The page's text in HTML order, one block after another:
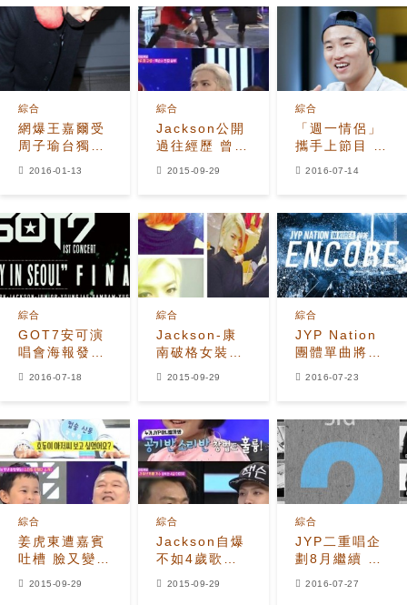
網爆王嘉爾受
周子瑜台獨風
綜合
2016-01-13
Jackson公開
過往經歷 曾經
綜合
2015-09-29
「週一情侶」
攜手上節目 宋
綜合
2016-07-14
GOT7安可演
唱會海報發布
綜合
2016-07-18
Jackson-康
南破格女裝大
綜合
2015-09-29
JYP Nation
團體單曲將在
綜合
2016-07-23
姜虎東遭嘉賓
吐槽 臉又變大
綜合
2015-09-29
Jackson自爆
不如4歲歌手
綜合
2015-09-29
JYP二重唱企
劃8月繼續 全
綜合
2016-07-27